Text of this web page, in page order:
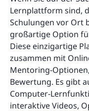
Lernplattform sind,
Schulungen vor Ort
großartige Option
Diese einzigartige
zusammen mit
Mentoring-
Bewertung. Es gibt
Computer-
interaktive Videos,